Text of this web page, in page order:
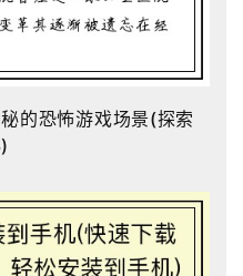
的恐怖游戏场景(探索